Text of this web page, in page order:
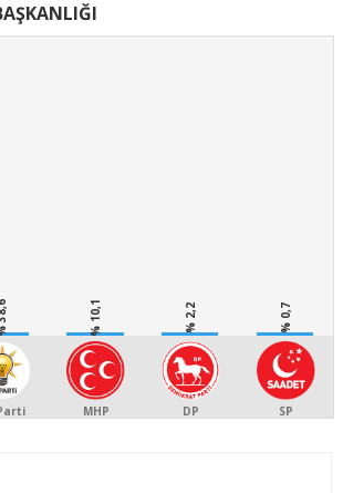
% 10,1
MHP
% 2,2
DP
% 0,7
SP